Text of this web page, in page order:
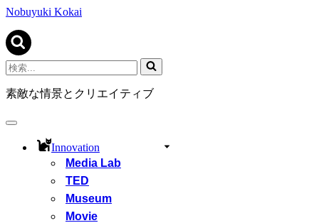
ゲ
シ
ョ
ン
メ
ニ
ュ
Nobuyuki Kokai
検
索...
素敵な情景とクリエイティブ
ナ
Innovation
Media Lab
TED
Museum
Movie